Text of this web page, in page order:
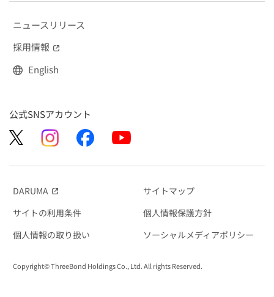
ニュースリリース
採用情報
English
公式SNSアカウント
DARUMA
サイトマップ
サイトの利用条件
個人情報保護方針
個人情報の取り扱い
ソーシャルメディアポリシー
Copyright© ThreeBond Holdings Co., Ltd. All rights Reserved.